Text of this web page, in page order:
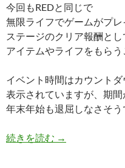
今回もREDと同じで
無限ライフでゲームがプレ
ステージのクリア報酬とし
アイテムやライフをもらう
イベント時間はカウント
表示されていますが、期
年末年始も退屈しなさそう
続きを読む アナと雪の女
→